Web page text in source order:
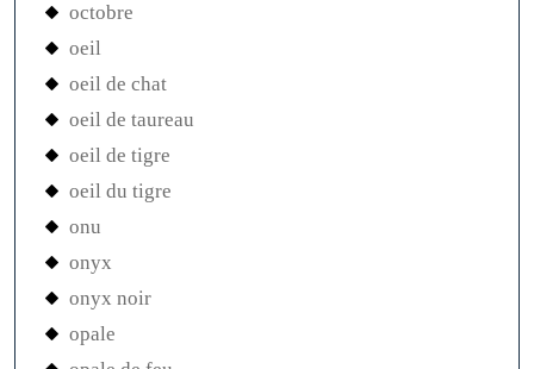
octobre
oeil
oeil de chat
oeil de taureau
oeil de tigre
oeil du tigre
onu
onyx
onyx noir
opale